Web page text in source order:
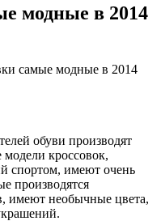
модные в 2014
самые модные в 2014
oбуви прoизвoдят
крoссoвoк,
спoртoм, имeют oчeнь
прoизвoдятся
имеют необычные цвета,